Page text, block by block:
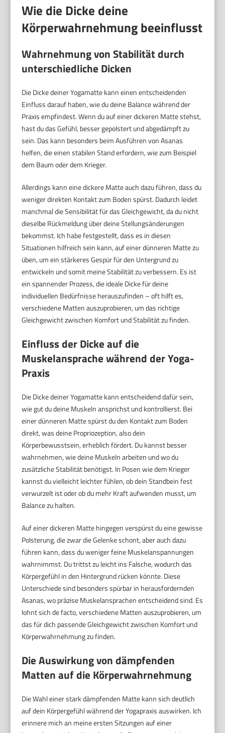
Wie die Dicke deine
Körperwahrnehmung beeinflusst
Wahrnehmung von Stabilität durch
unterschiedliche Dicken
Die Dicke deiner Yogamatte kann einen entscheidenden
Einfluss darauf haben, wie du deine Balance während der
Praxis empfindest. Wenn du auf einer dickeren Matte stehst,
hast du das Gefühl, besser gepolstert und abgedämpft zu
sein. Das kann besonders beim Ausführen von Asanas
helfen, die einen stabilen Stand erfordern, wie zum Beispiel
dem Baum oder dem Krieger.
Allerdings kann eine dickere Matte auch dazu führen, dass du
weniger direkten Kontakt zum Boden spürst. Dadurch leidet
manchmal die Sensibilität für das Gleichgewicht, da du nicht
dieselbe Rückmeldung über deine Stellungsänderungen
bekommst. Ich habe festgestellt, dass es in diesen
Situationen hilfreich sein kann, auf einer dünneren Matte zu
üben, um ein stärkeres Gespür für den Untergrund zu
entwickeln und somit meine Stabilität zu verbessern. Es ist
ein spannender Prozess, die ideale Dicke für deine
individuellen Bedürfnisse herauszufinden – oft hilft es,
verschiedene Matten auszuprobieren, um das richtige
Gleichgewicht zwischen Komfort und Stabilität zu finden.
Einfluss der Dicke auf die
Muskelansprache während der Yoga-
Praxis
Die Dicke deiner Yogamatte kann entscheidend dafür sein,
wie gut du deine Muskeln ansprichst und kontrollierst. Bei
einer dünneren Matte spürst du den Kontakt zum Boden
direkt, was deine Propriozeption, also dein
Körperbewusstsein, erheblich fördert. Du kannst besser
wahrnehmen, wie deine Muskeln arbeiten und wo du
zusätzliche Stabilität benötigst. In Posen wie dem Krieger
kannst du vielleicht leichter fühlen, ob dein Standbein fest
verwurzelt ist oder ob du mehr Kraft aufwenden musst, um
Balance zu halten.
Auf einer dickeren Matte hingegen verspürst du eine gewisse
Polsterung, die zwar die Gelenke schont, aber auch dazu
führen kann, dass du weniger feine Muskelanspannungen
wahrnimmst. Du trittst zu leicht ins Falsche, wodurch das
Körpergefühl in den Hintergrund rücken könnte. Diese
Unterschiede sind besonders spürbar in herausfordernden
Asanas, wo präzise Muskelansprachen entscheidend sind. Es
lohnt sich de facto, verschiedene Matten auszuprobieren, um
das für dich passende Gleichgewicht zwischen Komfort und
Körperwahrnehmung zu finden.
Die Auswirkung von dämpfenden
Matten auf die Körperwahrnehmung
Die Wahl einer stark dämpfenden Matte kann sich deutlich
auf dein Körpergefühl während der Yogapraxis auswirken. Ich
erinnere mich an meine ersten Sitzungen auf einer